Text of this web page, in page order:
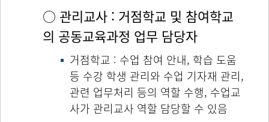
○ 관리교사 : 거점학교 및 참여학교
의 공동교육과정 업무 담당자
거점학교 : 수업 참여 안내, 학습 도움
등 수강 학생 관리와 수업 기자재 관리,
관련 업무처리 등의 역할 수행, 수업교
사가 관리교사 역할 담당할 수 있음